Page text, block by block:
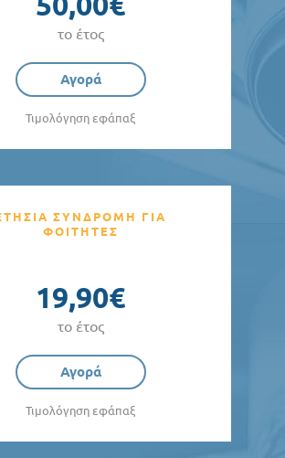
το έτος
Αγορά
Τιμολόγηση εφάπαξ
ΣΥΝΔΡΟΜΗ ΓΙΑ
ΦΟΙΤΗΤΕΣ
19,90€
το έτος
Αγορά
Τιμολόγηση εφάπαξ